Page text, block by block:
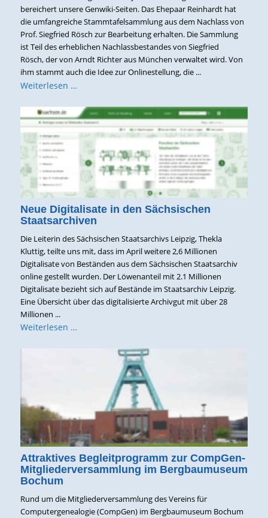
bereichert unsere Genwiki-Seiten. Das Ehepaar Reinhardt hat
die umfangreiche Stammtafelsammlung aus dem Nachlass von
Prof. Siegfried Rösch zur Bearbeitung erhalten. Die Sammlung
ist Teil des erheblichen Nachlassbestandes von Siegfried
Rösch, der von Arndt Richter aus München verwaltet wird. Von
ihm stammt auch die Idee zur Onlinestellung, die ...
Weiterlesen …
Neue Digitalisate in den Sächsischen
Staatsarchiven
Die Leiterin des Sächsischen Staatsarchivs Leipzig, Thekla
Kluttig, teilte uns mit, dass im April weitere 2,6 Millionen
Digitalisate von Beständen aus dem Sächsischen Staatsarchiv
online gestellt wurden. Der Löwenanteil mit 2.1 Millionen
Digitalisate bezieht sich auf Bestände im Staatsarchiv Leipzig.
Eine Übersicht über das digitalisierte Archivgut mit über 28
Millionen ...
Weiterlesen …
Attraktives Begleitprogramm zur CompGen-
Mitgliederversammlung im Bergbaumuseum
Bochum
Rund um die Mitgliederversammlung des Vereins für
Computergenealogie (CompGen) im Bergbaumuseum Bochum